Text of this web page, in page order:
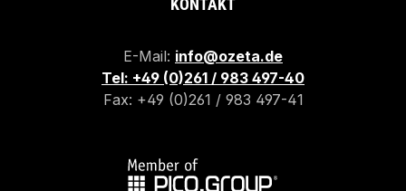
KONTAKT
E-Mail: info@ozeta.de
Tel: +49 (0)261 / 983 497-40
Fax: +49 (0)261 / 983 497-41